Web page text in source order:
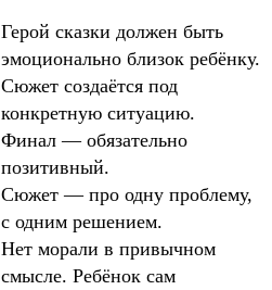
Герой сказки должен быть
эмоционально близок ребёнку.
Сюжет создаётся под
конкретную ситуацию.
Финал — обязательно
позитивный.
Сюжет — про одну проблему,
с одним решением.
Нет морали в привычном
смысле. Ребёнок сам